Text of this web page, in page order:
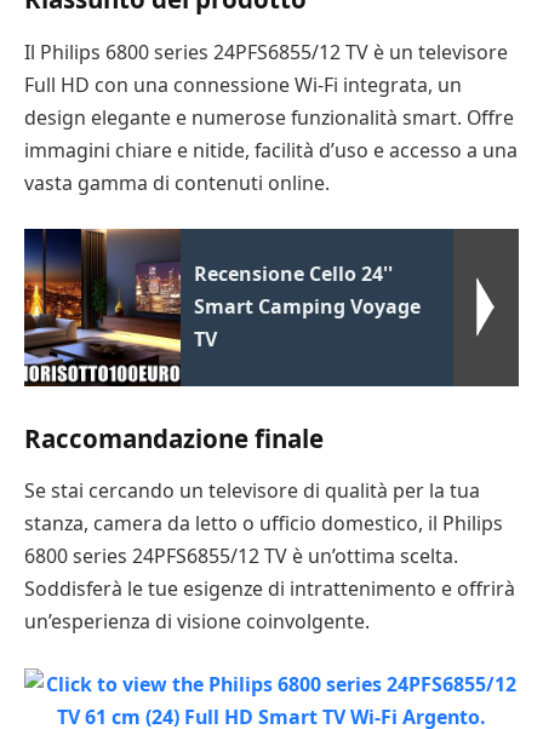
Il Philips 6800 series 24PFS6855/12 TV è un televisore
Full HD con una connessione Wi-Fi integrata, un
design elegante e numerose funzionalità smart. Offre
immagini chiare e nitide, facilità d’uso e accesso a una
vasta gamma di contenuti online.
Recensione Cello 24''
Smart Camping Voyage
TV
Raccomandazione finale
Se stai cercando un televisore di qualità per la tua
stanza, camera da letto o ufficio domestico, il Philips
6800 series 24PFS6855/12 TV è un’ottima scelta.
Soddisferà le tue esigenze di intrattenimento e offrirà
un’esperienza di visione coinvolgente.